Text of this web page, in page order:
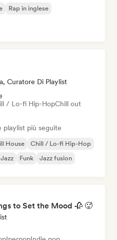
Rap in inglese
Curatore Di Playlist
/ Lo-fi Hip-HopChill out
playlist più seguite
House
Chill / Lo-fi Hip-Hop
Funk Jazz fusion
to Set the Mood 🥀 🥵